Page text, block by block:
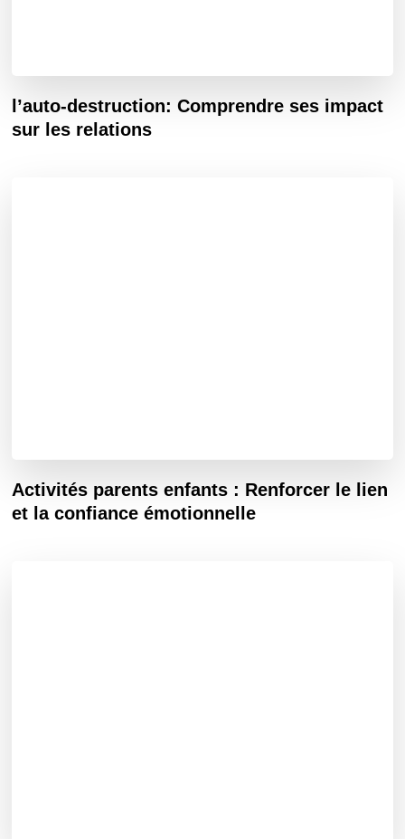
l’auto-destruction: Comprendre ses impact
sur les relations
Activités parents enfants : Renforcer le lien
et la confiance émotionnelle